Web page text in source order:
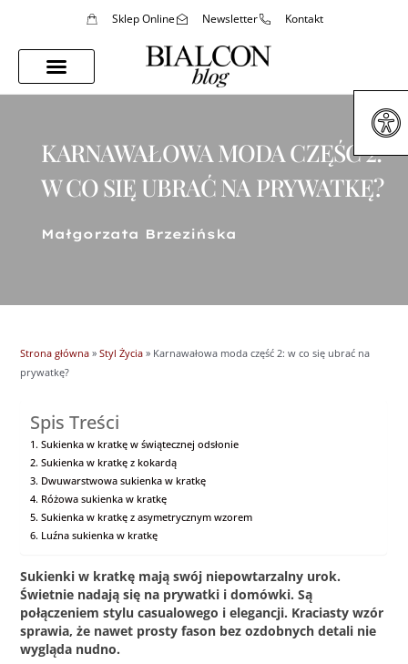
Sklep Online Newsletter Kontakt
KARNAWAŁOWA MODA CZĘŚĆ 2:
W CO SIĘ UBRAĆ NA PRYWATKĘ?
Małgorzata Brzezińska
Strona główna »Styl Życia » Karnawałowa moda część 2: w co się ubrać na
prywatkę?
Spis Treści
Sukienka w kratkę w świątecznej odsłonie
Sukienka w kratkę z kokardą
Dwuwarstwowa sukienka w kratkę
Różowa sukienka w kratkę
Sukienka w kratkę z asymetrycznym wzorem
Luźna sukienka w kratkę
Sukienki w kratkę mają swój niepowtarzalny urok.
Świetnie nadają się na prywatki i domówki. Są
połączeniem stylu casualowego i elegancji. Kraciasty wzór
sprawia, że nawet prosty fason bez ozdobnych detali nie
wygląda nudno.